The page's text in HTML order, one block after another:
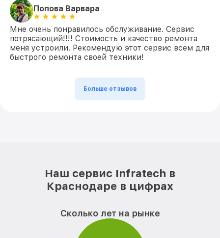
Попова Варвара
Мне очень понравилось обслуживание. Сервис
потрясающий!!!! Стоимость и качество ремонта
меня устроили. Рекомендую этот сервис всем для
быстрого ремонта своей техники!
Больше отзывов
Наш сервис Infratech в
Краснодаре в цифрах
Сколько лет на рынке